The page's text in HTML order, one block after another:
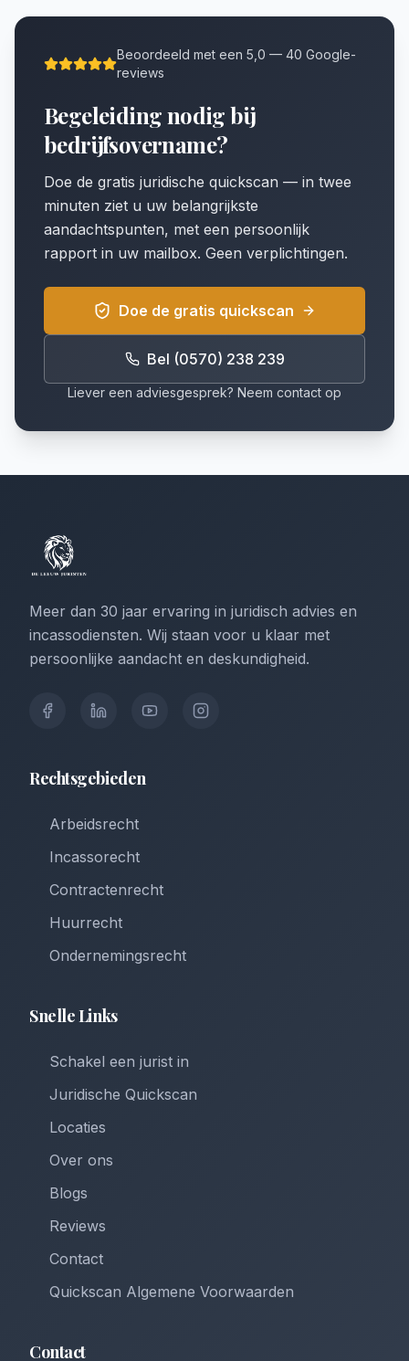
Beoordeeld met een 5,0 — 40 Google-
reviews
Begeleiding nodig bij
bedrijfsovername?
Doe de gratis juridische quickscan — in twee
minuten ziet u uw belangrijkste
aandachtspunten, met een persoonlijk
rapport in uw mailbox. Geen verplichtingen.
Doe de gratis quickscan
Bel (0570) 238 239
Liever een adviesgesprek? Neem contact op
Meer dan 30 jaar ervaring in juridisch advies en
incassodiensten. Wij staan voor u klaar met
persoonlijke aandacht en deskundigheid.
Rechtsgebieden
Arbeidsrecht
Incassorecht
Contractenrecht
Huurrecht
Ondernemingsrecht
Snelle Links
Schakel een jurist in
Juridische Quickscan
Locaties
Over ons
Blogs
Reviews
Contact
Quickscan Algemene Voorwaarden
Contact